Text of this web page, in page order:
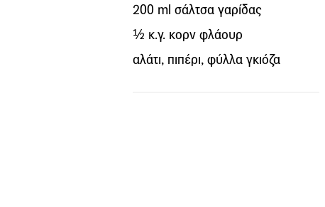
200 ml σάλτσα γαρίδας
½ κ.γ. κορν φλάουρ
αλάτι, πιπέρι, φύλλα γκιόζα